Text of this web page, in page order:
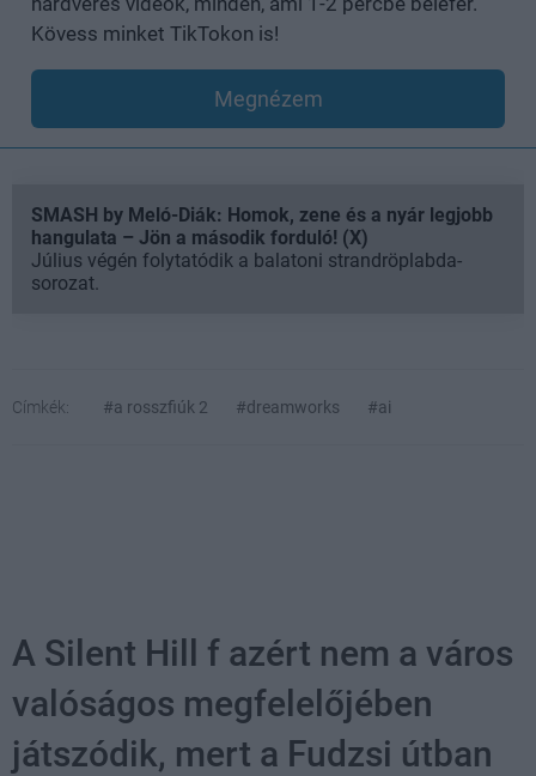
Kövess minket TikTokon is!
Megnézem
SMASH by Meló-Diák: Homok, zene és a nyár legjobb
hangulata – Jön a második forduló! (X)
Július végén folytatódik a balatoni strandröplabda-
sorozat.
Címkék: #a rosszfiúk 2 #dreamworks #ai
A Silent Hill f azért nem a város
valóságos megfelelőjében
játszódik, mert a Fudzsi útban